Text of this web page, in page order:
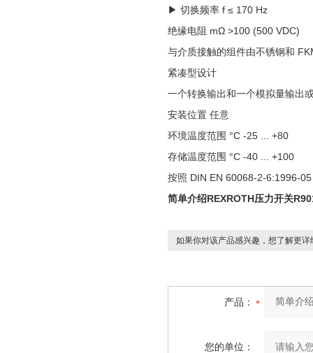
▶ 切换频率 f ≤ 170 Hz
绝缘电阻 mΩ >100 (500 VDC)
与介质接触的组件由不锈钢和
紧凑型设计
一个转换输出和一个模拟量输出
安装位置 任意
环境温度范围 °C -25 ... +80
存储温度范围 °C -40 ... +100
按照 DIN EN 60068-2-6:1996-
简单介绍REXROTH压力开关
如果你对该产品感兴趣，想了解更详
产品：
您的单位：